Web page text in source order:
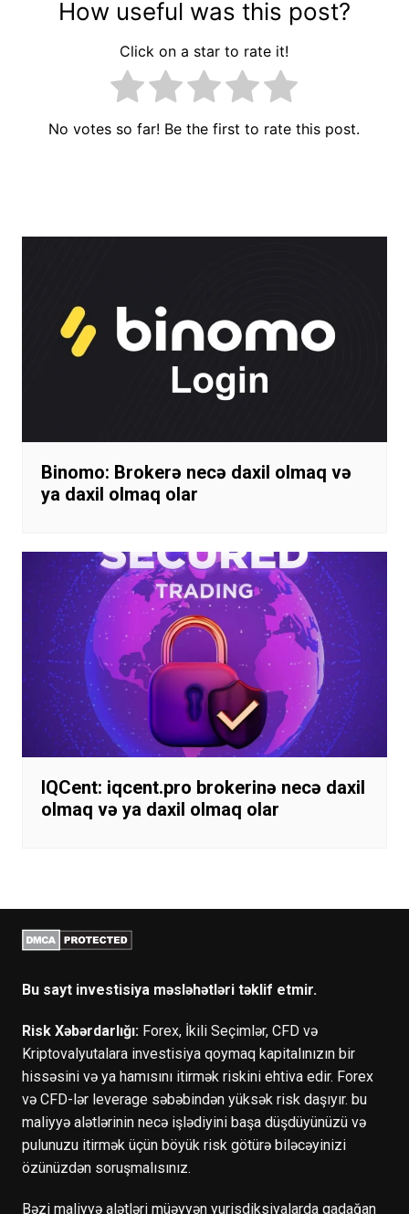
How useful was this post?
Click on a star to rate it!
No votes so far! Be the first to rate this post.
Binomo: Brokerə necə daxil olmaq və
ya daxil olmaq olar
IQCent: iqcent.pro brokerinə necə daxil
olmaq və ya daxil olmaq olar
Bu sayt investisiya məsləhətləri təklif etmir.
Risk Xəbərdarlığı:Forex, İkili Seçimlər, CFD və
Kriptovalyutalara investisiya qoymaq kapitalınızın bir
hissəsini və ya hamısını itirmək riskini ehtiva edir. Forex
və CFD-lər leverage səbəbindən yüksək risk daşıyır. bu
maliyyə alətlərinin necə işlədiyini başa düşdüyünüzü və
pulunuzu itirmək üçün böyük risk götürə biləcəyinizi
özünüzdən soruşmalısınız.
Bəzi maliyyə alətləri müəyyən yurisdiksiyalarda qadağan